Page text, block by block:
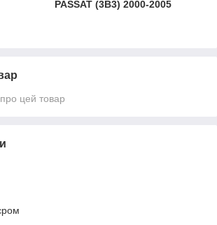
PASSAT (3B3) 2000-2005
цей товар